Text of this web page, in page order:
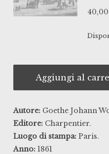
40,00
Aggiungi al
Autore: Goethe Johann
Editore: Charpentier.
Luogo di stampa: Paris.
Anno: 1861